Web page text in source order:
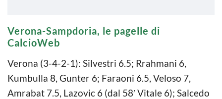
Verona-Sampdoria, le pagelle di
CalcioWeb
Verona (3-4-2-1): Silvestri 6.5; Rrahmani 6,
Kumbulla 8, Gunter 6; Faraoni 6.5, Veloso 7,
Amrabat 7.5, Lazovic 6 (dal 58′ Vitale 6); Salcedo